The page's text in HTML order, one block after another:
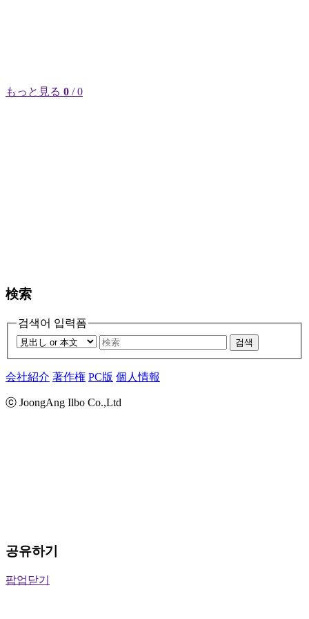
もっと見る 0 / 0
検索
검색어 입력폼
검색
会社紹介 著作権 PC版 個人情報
ⓒ JoongAng Ilbo Co.,Ltd
공유하기
팝업닫기